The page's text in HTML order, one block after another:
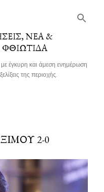
ΝΈΑ &
έγκυρη και άμεση ενημέρωση
της περιοχής.
2-0